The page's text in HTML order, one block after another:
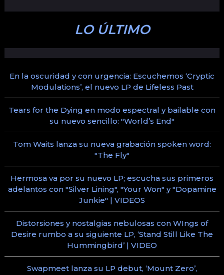
LO ÚLTIMO
En la oscuridad y con urgencia: Escuchemos ‘Cryptic
Modulations’, el nuevo LP de Lifeless Past
Tears for the Dying en modo espectral y bailable con
su nuevo sencillo: "World’s End"
Tom Waits lanza su nueva grabación spoken word:
"The Fly"
Hermosa va por su nuevo LP; escucha sus primeros
adelantos con "Silver Lining", "Your Won" y "Dopamine
Junkie" | VIDEOS
Distorsiones y nostalgias nebulosas con WIngs of
Desire rumbo a su siguiente LP, ‘Stand Still Like The
Hummingbird’ | VIDEO
Swapmeet lanza su LP debut, ‘Mount Zero’,